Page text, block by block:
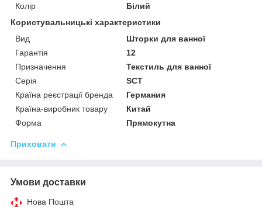
Колір
Білий
Користувальницькі характеристики
Вид
Шторки для ванної
Гарантія
12
Призначення
Текстиль для ванної
Серія
SCT
Країна реєстрації бренда
Германия
Країна-виробник товару
Китай
Форма
Прямокутна
Приховати
Умови доставки
Нова Пошта